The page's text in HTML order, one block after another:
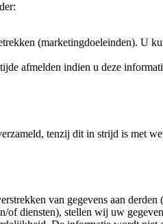
(marketingdoeleinden). U
afmelden indien u deze
tenzij dit in strijd is met
van gegevens aan
diensten), stellen wij uw